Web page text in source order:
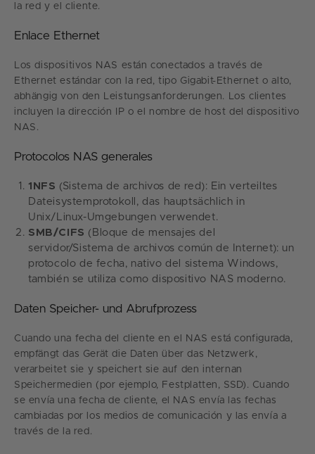
la red y el cliente.
Enlace Ethernet
Los dispositivos NAS están conectados a través de
Ethernet estándar con la red, tipo Gigabit-Ethernet o alto,
abhängig von den Leistungsanforderungen. Los clientes
incluyen la dirección IP o el nombre de host del dispositivo
NAS.
Protocolos NAS generales
1NFS (Sistema de archivos de red): Ein verteiltes
Dateisystemprotokoll, das hauptsächlich in
Unix/Linux-Umgebungen verwendet.
SMB/CIFS (Bloque de mensajes del
servidor/Sistema de archivos común de Internet): un
protocolo de fecha, nativo del sistema Windows,
también se utiliza como dispositivo NAS moderno.
Daten Speicher- und Abrufprozess
Cuando una fecha del cliente en el NAS está configurada,
empfängt das Gerät die Daten über das Netzwerk,
verarbeitet sie y speichert sie auf den internan
Speichermedien (por ejemplo, Festplatten, SSD). Cuando
se envía una fecha de cliente, el NAS envía las fechas
cambiadas por los medios de comunicación y las envía a
través de la red.